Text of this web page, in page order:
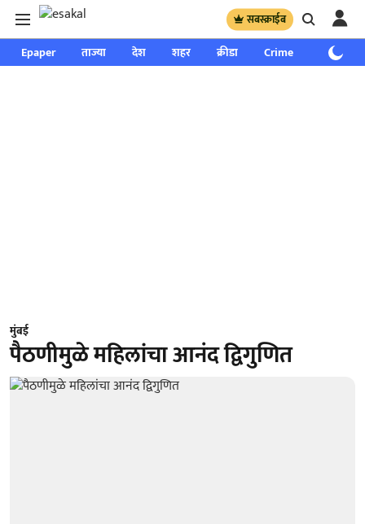
सबस्क्राईब
Epaper ताज्या देश शहर क्रीडा Crime साप्ताहिक
मुंबई
पैठणीमुळे महिलांचा आनंद द्विगुणित